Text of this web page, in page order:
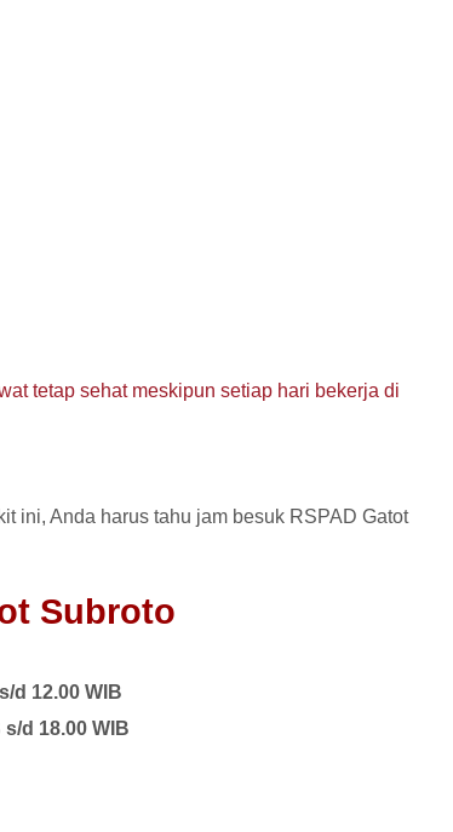
tetap sehat meskipun setiap hari bekerja di
ini, Anda harus tahu jam besuk RSPAD Gatot
Subroto
d 12.00 WIB
d 18.00 WIB